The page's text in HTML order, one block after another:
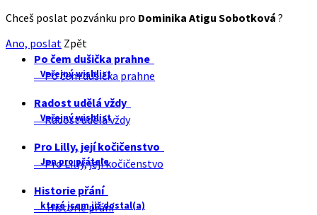
Chceš poslat pozvánku pro Dominika Atigu Sobotková ?
Ano, poslat Zpět
Po čem dušička prahne
Veřejný wishlist
Po čem dušička prahne
Radost udělá vždy
Veřejný wishlist
Radost udělá vždy
Pro Lilly, její kočičenstvo
Jen pro přátele
Pro Lilly, její kočičenstvo
Historie přání
které jsem již dostal(a)
Historie přání